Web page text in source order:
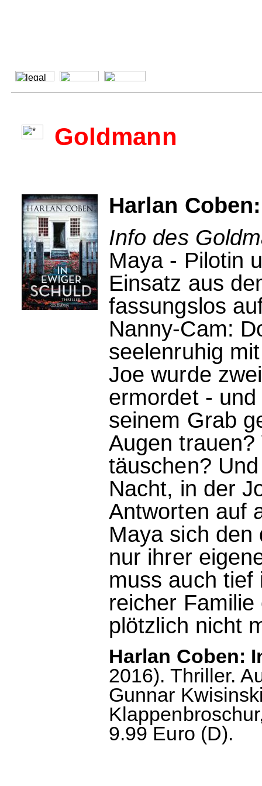
Goldmann
Harlan
Info des
Maya - Pilotin
Einsatz aus
fassungslos
Nanny-Cam:
seelenruhig
Joe wurde
ermordet -
seinem Grab
Augen
täuschen?
Nacht, in der
Antworten auf
Maya sich den
nur ihrer
muss auch tief
reicher
plötzlich nicht
Harlan Coben:
2016). Thriller.
Gunnar
9.99 Euro (D).